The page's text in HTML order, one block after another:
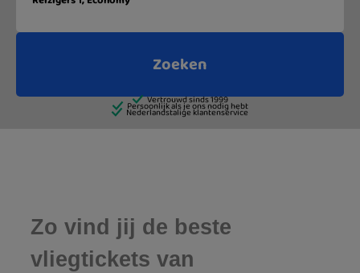
Zo vind jij de beste
vliegtickets van